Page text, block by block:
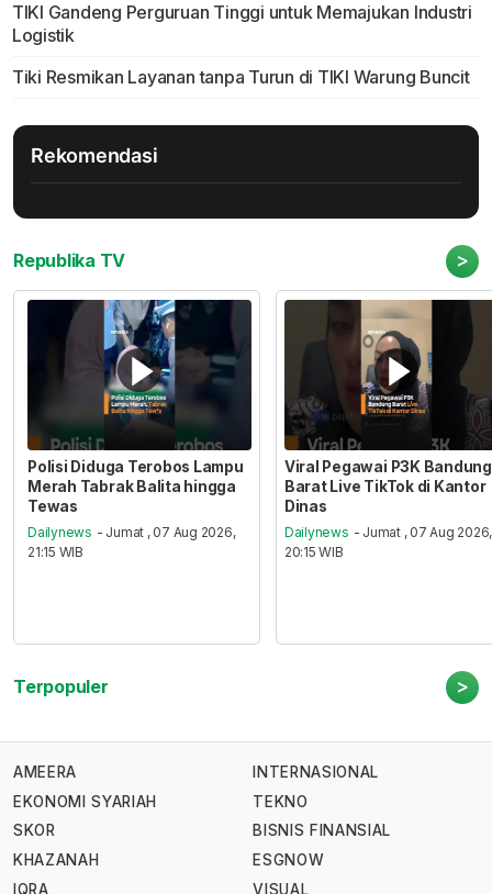
TIKI Gandeng Perguruan Tinggi untuk Memajukan Industri
Logistik
Tiki Resmikan Layanan tanpa Turun di TIKI Warung Buncit
Rekomendasi
Republika TV >
Polisi Diduga Terobos Lampu
Merah Tabrak Balita hingga
Tewas
Dailynews - Jumat , 07 Aug 2026,
21:15 WIB
Viral Pegawai P3K Bandung
Barat Live TikTok di Kantor
Dinas
Dailynews - Jumat , 07 Aug 2026,
20:15 WIB
Terpopuler >
AMEERA
EKONOMI SYARIAH
SKOR
KHAZANAH
IQRA
INTERNASIONAL
TEKNO
BISNIS FINANSIAL
ESGNOW
VISUAL